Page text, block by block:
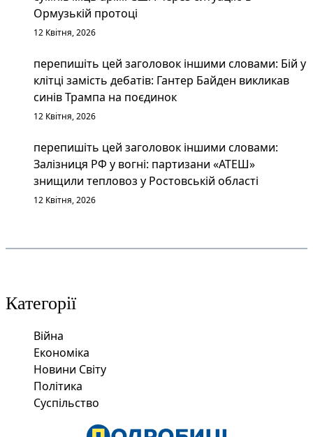
Ормузькій протоці
12 Квітня, 2026
перепишіть цей заголовок іншими словами: Бій у
клітці замість дебатів: Гантер Байден викликав
синів Трампа на поєдинок
12 Квітня, 2026
перепишіть цей заголовок іншими словами:
Залізниця РФ у вогні: партизани «АТЕШ»
знищили тепловоз у Ростовській області
12 Квітня, 2026
Категорії
Війна
Економіка
Новини Світу
Політика
Суспільство